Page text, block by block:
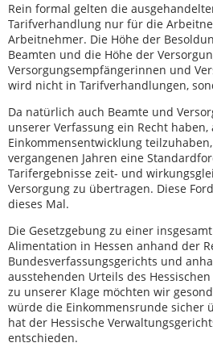
Rein formal gelten die
Tarifverhandlung nur für die
Arbeitnehmer. Die Höhe der
Beamten und die Höhe der
Versorgungsempfängerinnen und
wird nicht in Tarifverhandlungen,
Da natürlich auch Beamte und
unserer Verfassung ein Recht
Einkommensentwicklung
vergangenen Jahren eine
Tarifergebnisse zeit- und
Versorgung zu übertragen. Diese
dieses Mal.
Die Gesetzgebung zu einer
Alimentation in Hessen anhand der
Bundesverfassungsgerichts und
ausstehenden Urteils des
zu unserer Klage möchten wir
würde die Einkommensrunde sicher
hat der Hessische
entschieden.